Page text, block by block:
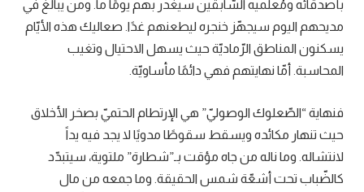
بأصدقائه ومُعلّميه السّابقين سيغدر بهم يومًا ما. ومن يبالغ في
مديحهم اليوم سيجهّز خنجره ليطعنهم غدًا. صعاليك هذه الأيّام
يسكنون المناطق الرّماديّة حيث يسهل الاحتيال وتغيب
المحاسبة. أمّا نهايتهم فهي دائمًا مأساويّة.
فنهاية “الصّعلوك الوصوليّ” هي الإرتطام الحتميّ بصخر الأخلاق
حيث تنهار مكائده ويسقط سقوطًا مدويًا لا يجد فيه يداً
لانتشاله. وما ناله من جاه مؤقت بـ”شطارة” ملتوية، سيتبدّد
كالضّباب تحت أشعّة شمس الحقيقة. وما جمعه من مال